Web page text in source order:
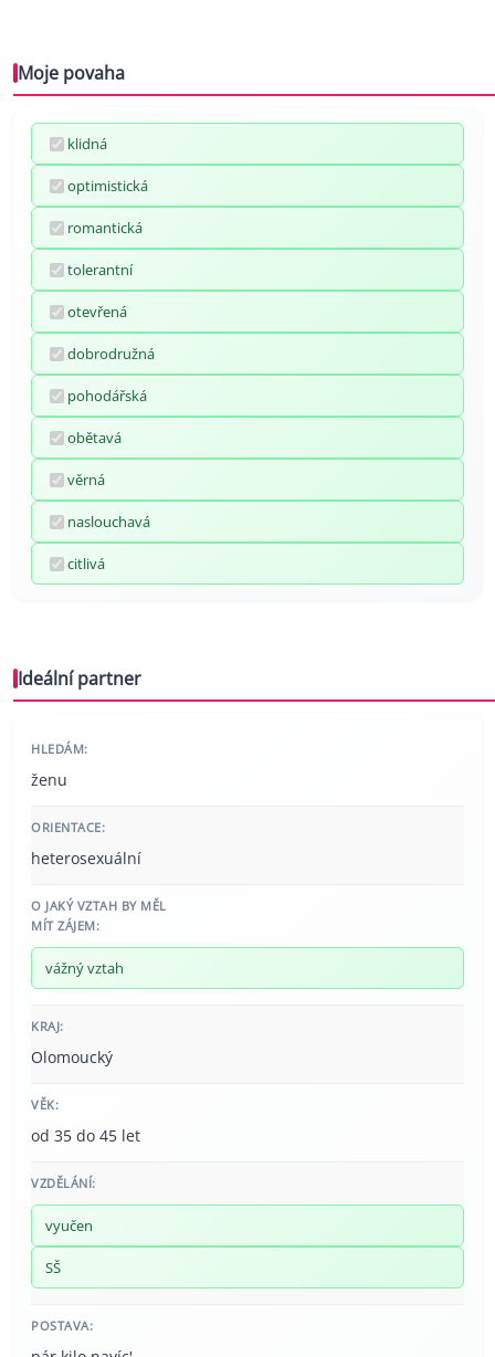
Moje povaha
klidná
optimistická
romantická
tolerantní
otevřená
dobrodružná
pohodářská
obětavá
věrná
naslouchavá
citlivá
Ideální partner
HLEDÁM:
ženu
ORIENTACE:
heterosexuální
O JAKÝ VZTAH BY MĚL
MÍT ZÁJEM:
vážný vztah
KRAJ:
Olomoucký
VĚK:
od 35 do 45 let
VZDĚLÁNÍ:
vyučen
SŠ
POSTAVA: